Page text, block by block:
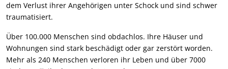
dem Verlust ihrer Angehörigen unter Schock und sind schwer
traumatisiert.
Über 100.000 Menschen sind obdachlos. Ihre Häuser und
Wohnungen sind stark beschädigt oder gar zerstört worden.
Mehr als 240 Menschen verloren ihr Leben und über 7000